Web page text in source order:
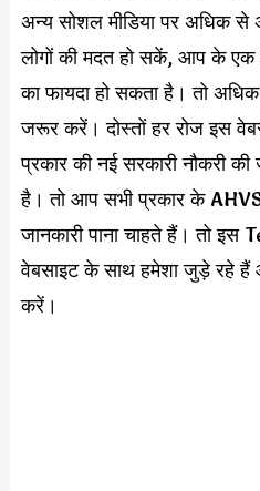
अन्य सोशल मीडिया पर अधिक
लोगों की मदत हो सकें, आप के
का फायदा हो सकता है। तो
जरूर करें। दोस्तों हर रोज इस
प्रकार की नई सरकारी नौकरी की
है। तो आप सभी प्रकार के
जानकारी पाना चाहते हैं। तो
वेबसाइट के साथ हमेशा जुड़े रहे
करें।